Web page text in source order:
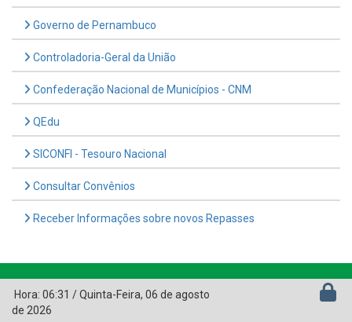
Governo de Pernambuco
Controladoria-Geral da União
Confederação Nacional de Municípios - CNM
QEdu
SICONFI - Tesouro Nacional
Consultar Convênios
Receber Informações sobre novos Repasses
Hora: 06:31 /Quinta-Feira, 06 de agosto
de 2026